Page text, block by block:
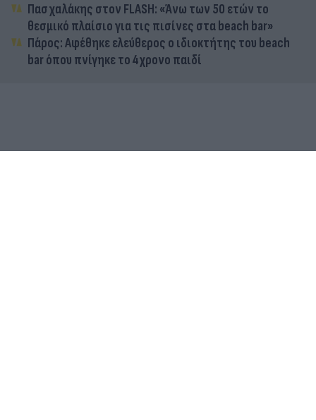
Πασχαλάκης στον FLASH: «Άνω των 50 ετών το
θεσμικό πλαίσιο για τις πισίνες στα beach bar»
Πάρος: Αφέθηκε ελεύθερος ο ιδιοκτήτης του beach
bar όπου πνίγηκε το 4χρονο παιδί